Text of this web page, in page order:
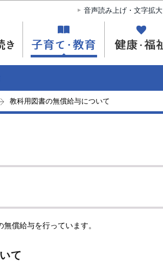
このページの本文へ移動
音声読み上げ・文字拡大
教科用図書の無償給与について
償給与を行っています。
て